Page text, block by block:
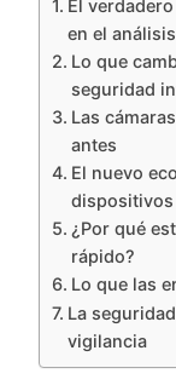
El
en el análisis
Lo que
seguridad
Las
antes
El nuevo
¿Por qué
rápido?
Lo que las
La
vigilancia